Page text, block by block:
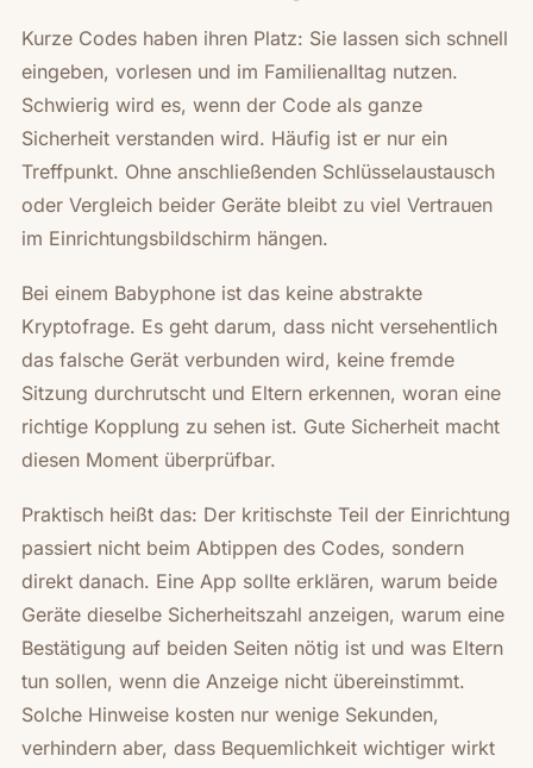
Kurze Codes haben ihren Platz: Sie lassen sich schnell
eingeben, vorlesen und im Familienalltag nutzen.
Schwierig wird es, wenn der Code als ganze
Sicherheit verstanden wird. Häufig ist er nur ein
Treffpunkt. Ohne anschließenden Schlüsselaustausch
oder Vergleich beider Geräte bleibt zu viel Vertrauen
im Einrichtungsbildschirm hängen.
Bei einem Babyphone ist das keine abstrakte
Kryptofrage. Es geht darum, dass nicht versehentlich
das falsche Gerät verbunden wird, keine fremde
Sitzung durchrutscht und Eltern erkennen, woran eine
richtige Kopplung zu sehen ist. Gute Sicherheit macht
diesen Moment überprüfbar.
Praktisch heißt das: Der kritischste Teil der Einrichtung
passiert nicht beim Abtippen des Codes, sondern
direkt danach. Eine App sollte erklären, warum beide
Geräte dieselbe Sicherheitszahl anzeigen, warum eine
Bestätigung auf beiden Seiten nötig ist und was Eltern
tun sollen, wenn die Anzeige nicht übereinstimmt.
Solche Hinweise kosten nur wenige Sekunden,
verhindern aber, dass Bequemlichkeit wichtiger wirkt